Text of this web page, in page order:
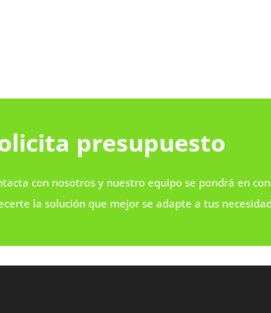
presupuesto
con nosotros y nuestro equipo se pondrá en
la solución que mejor se adapte a tus